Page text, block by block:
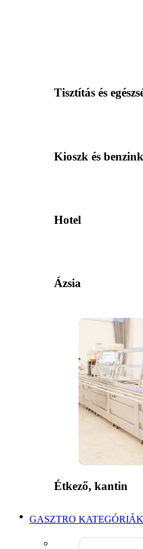
Tisztítás és
Kioszk és
Hotel
Ázsia
Étkező, kantin
GASZTRO KATEGÓRIÁK